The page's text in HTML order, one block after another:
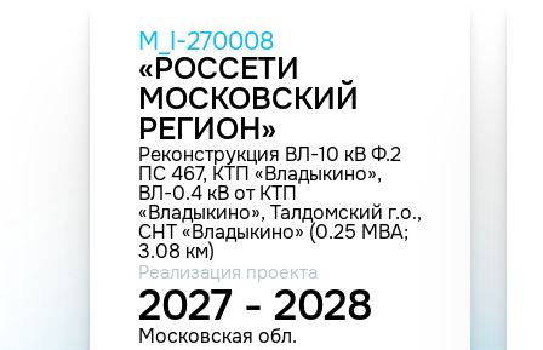
M_I-270008
«РОССЕТИ
МОСКОВСКИЙ
РЕГИОН»
Реконструкция ВЛ-10 кВ Ф.2
ПС 467, КТП «Владыкино»,
ВЛ-0.4 кВ от КТП
«Владыкино», Талдомский г.о.,
СНТ «Владыкино» (0.25 МВА;
3.08 км)
Реализация проекта
2027 - 2028
Московская обл.